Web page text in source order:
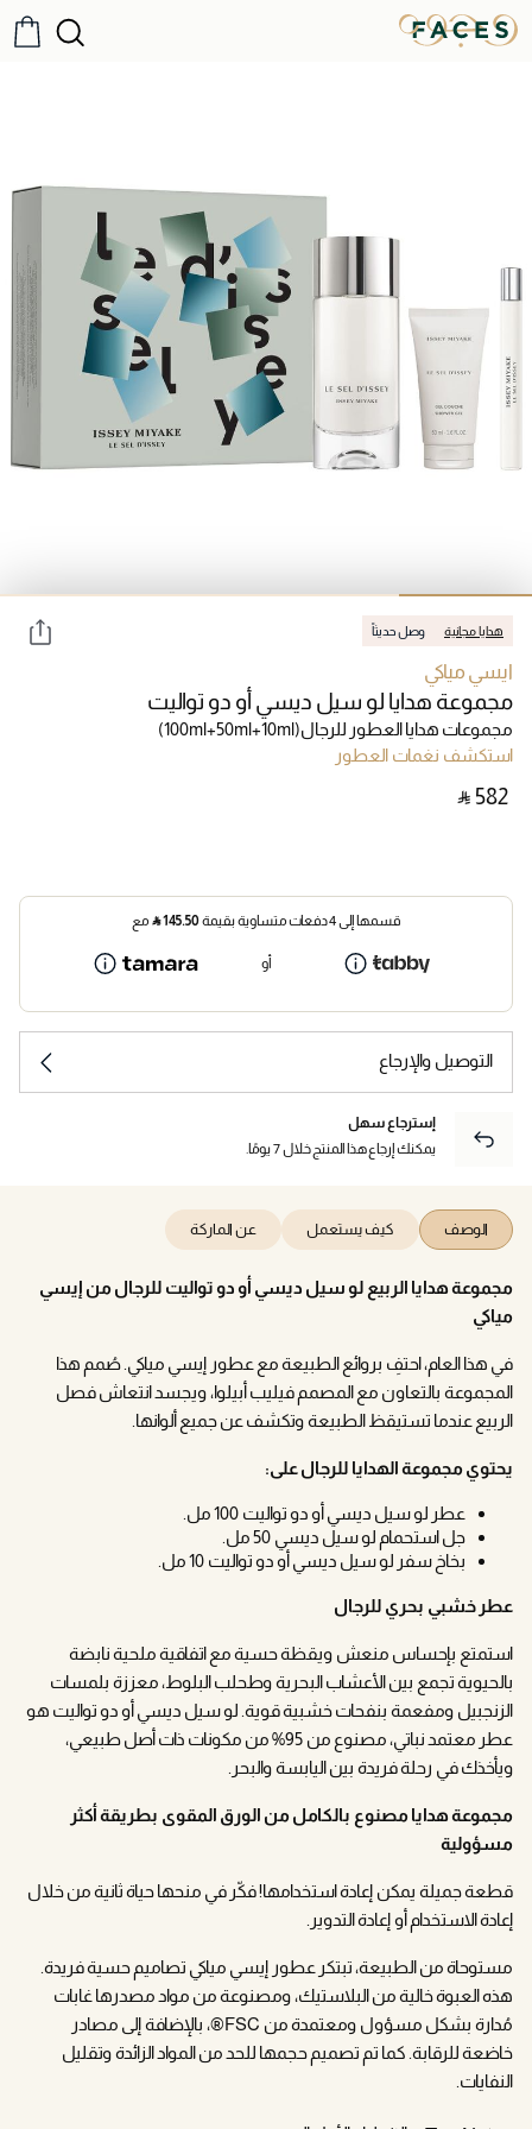
هدايا مجانية وصل حديثاً
ايسي مياكي
مجموعة هدايا لو سيل ديسي أو دو تواليت
مجموعات هدايا العطور للرجال(100ml+50ml+10ml)
استكشف نغمات العطور
‎ ⃁ ⁦582⁩ ‎
قسمها إلى 4 دفعات متساوية بقيمة 145.50
⃁ مع
أو
التوصيل والإرجاع
إسترجاع سهل
يمكنك إرجاع هذا المنتج خلال 7 يومًا.
الوصف كيف يستعمل عن الماركة
مجموعة هدايا الربيع لو سيل ديسي أو دو تواليت للرجال من إيسي
مياكي
في هذا العام، احتفِ بروائع الطبيعة مع عطور إيسي مياكي. صُمم هذا
المجموعة بالتعاون مع المصمم فيليب أبيلوا، ويجسد انتعاش فصل
الربيع عندما تستيقظ الطبيعة وتكشف عن جميع ألوانها.
يحتوي مجموعة الهدايا للرجال على:
عطر لو سيل ديسي أو دو تواليت 100 مل.
جل استحمام لو سيل ديسي 50 مل.
بخاخ سفر لو سيل ديسي أو دو تواليت 10 مل.
عطر خشبي بحري للرجال
استمتع بإحساس منعش ويقظة حسية مع اتفاقية ملحية نابضة
بالحيوية تجمع بين الأعشاب البحرية وطحلب البلوط، معززة بلمسات
الزنجبيل ومفعمة بنفحات خشبية قوية. لو سيل ديسي أو دو تواليت هو
عطر معتمد نباتي، مصنوع من 95% من مكونات ذات أصل طبيعي،
ويأخذك في رحلة فريدة بين اليابسة والبحر.
مجموعة هدايا مصنوع بالكامل من الورق المقوى بطريقة أكثر
مسؤولية
قطعة جميلة يمكن إعادة استخدامها! فكّر في منحها حياة ثانية من خلال
إعادة الاستخدام أو إعادة التدوير.
مستوحاة من الطبيعة، تبتكر عطور إيسي مياكي تصاميم حسية فريدة.
هذه العبوة خالية من البلاستيك، ومصنوعة من مواد مصدرها غابات
مُدارة بشكل مسؤول ومعتمدة من FSC®، بالإضافة إلى مصادر
خاضعة للرقابة. كما تم تصميم حجمها للحد من المواد الزائدة وتقليل
النفايات.